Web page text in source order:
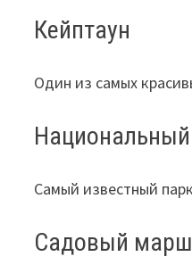
Кейптаун
Один из самых
Самый известный
Садовый